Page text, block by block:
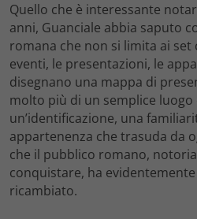
Quello che è interessante
anni, Guanciale abbia saputo
romana che non si limita ai set
eventi, le presentazioni, le
disegnano una mappa di
molto più di un semplice luogo
un’identificazione, una
appartenenza che trasuda da
che il pubblico romano,
conquistare, ha
ricambiato.